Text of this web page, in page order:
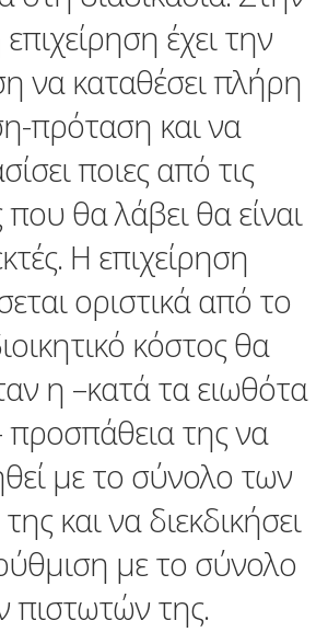
έχει την
να καταθέσει πλήρη
πρόταση και να
ποιες από τις
θα λάβει θα είναι
Η επιχείρηση
οριστικά από το
κόστος θα
η –κατά τα ειωθότα
προσπάθεια της να
με το σύνολο των
και να διεκδικήσει
με το σύνολο
πιστωτών της.